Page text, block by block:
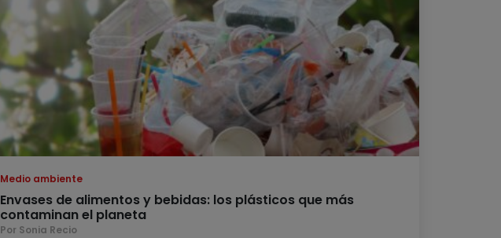
Medio ambiente
Envases de alimentos y bebidas: los plásticos que más
contaminan el planeta
Por Sonia Recio